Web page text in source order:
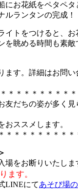
お花紙をペタペ
ルランタンの完成！
トをつけると、
眺める時間も素敵
す。詳細はお問い
＊＊＊＊＊＊＊＊
だちの姿が多く見
おススメします。
＊＊＊＊＊＊＊＊＊
場をお断りいたしま
ます。
LINEにてあそび場